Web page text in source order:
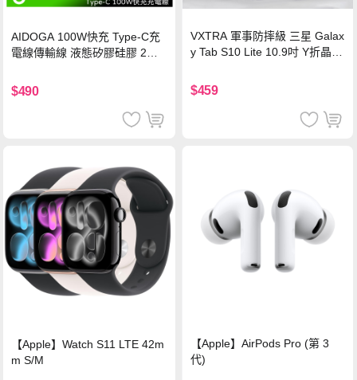
AIDOGA 100W快充 Type-C充
電線傳輸線 液態矽膠硅膠 2M
$490
VXTRA 軍事防摔級 三星 Galax
y Tab S10 Lite 10.9吋 Y折晶透
$459
【Apple】Watch S11 LTE 42m
m S/M
【Apple】AirPods Pro (第 3
代)